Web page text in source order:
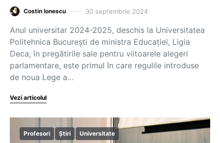
Costin Ionescu 30 septembrie 2024
Anul universitar 2024-2025, deschis la Universitatea
Politehnica București de ministra Educației, Ligia
Deca, în pregătirile sale pentru viitoarele alegeri
parlamentare, este primul în care regulile introduse
de noua Lege a…
Vezi articolul
Profesori Știri Universitate